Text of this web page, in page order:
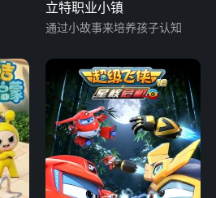
立特职业小镇
通过小故事来培养孩子认知